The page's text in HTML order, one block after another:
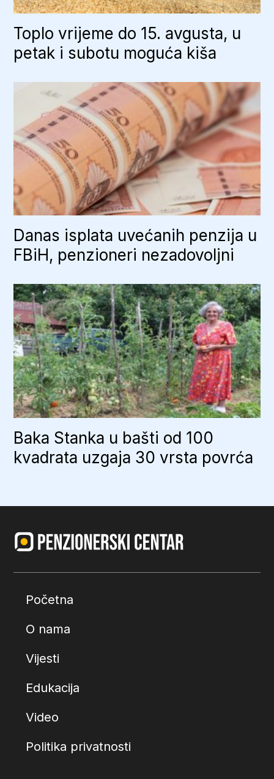
Toplo vrijeme do 15. avgusta, u
petak i subotu moguća kiša
Danas isplata uvećanih penzija u
FBiH, penzioneri nezadovoljni
Baka Stanka u bašti od 100
kvadrata uzgaja 30 vrsta povrća
Početna
O nama
Vijesti
Edukacija
Video
Politika privatnosti